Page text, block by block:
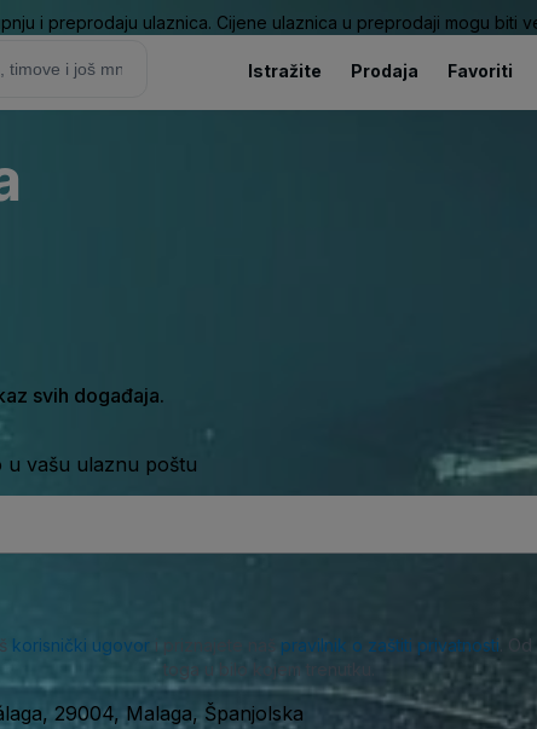
i preprodaju ulaznica. Cijene ulaznica u preprodaji mogu biti
Istražite Prodaja Favoriti
svih događaja.
u vašu ulaznu poštu
korisnički ugovor pravilnik o zaštiti privatnosti .
toga u bilo kojem trenutku.
29004, Malaga, Španjolska